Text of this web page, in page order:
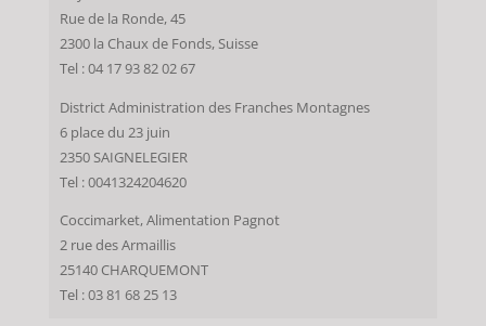
Rue de la Ronde, 45
2300 la Chaux de Fonds, Suisse
Tel : 04 17 93 82 02 67
District Administration des Franches Montagnes
6 place du 23 juin
2350 SAIGNELEGIER
Tel : 0041324204620
Coccimarket, Alimentation Pagnot
2 rue des Armaillis
25140 CHARQUEMONT
Tel : 03 81 68 25 13